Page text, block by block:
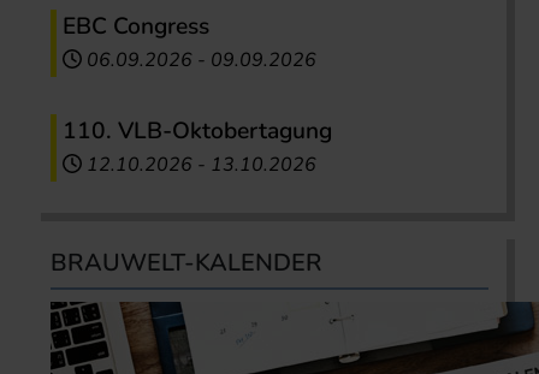
EBC Congress
06.09.2026 - 09.09.2026
110. VLB-Oktobertagung
12.10.2026 - 13.10.2026
BRAUWELT-KALENDER